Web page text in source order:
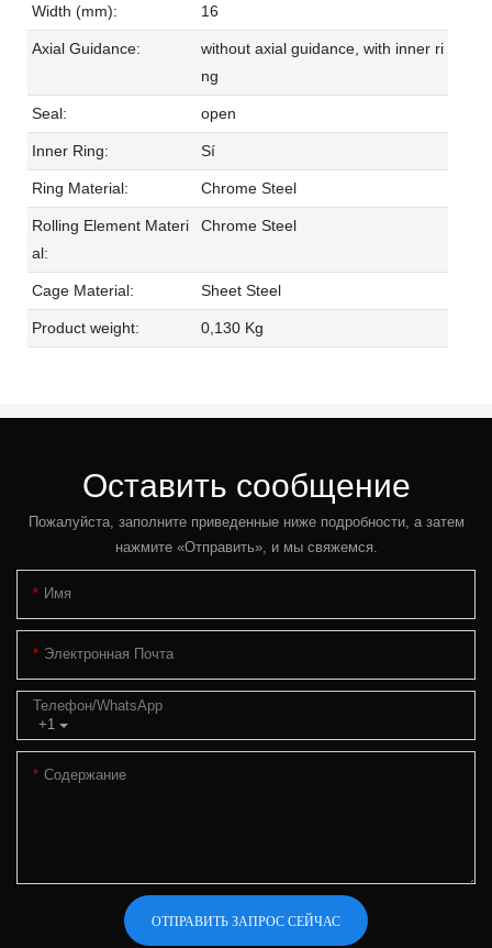
Width (mm): 16
Axial Guidance:
without axial guidance, with inner ri
ng
Seal: open
Inner Ring: Sí
Ring Material: Chrome Steel
Rolling Element Materi
al:
Chrome Steel
Cage Material: Sheet Steel
Product weight: 0,130 Kg
Оставить сообщение
Пожалуйста, заполните приведенные ниже подробности, а затем
нажмите «Отправить», и мы свяжемся.
Имя
Электронная Почта
+1
Телефон/WhatsApp
Содержание
ОТПРАВИТЬ ЗАПРОС СЕЙЧАС